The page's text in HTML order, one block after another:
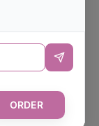
DE
ORDER